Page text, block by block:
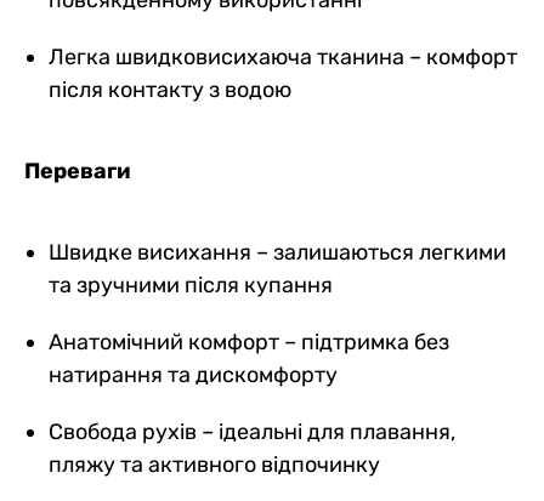
Легка швидковисихаюча тканина – комфорт
після контакту з водою
Переваги
Швидке висихання – залишаються легкими
та зручними після купання
Анатомічний комфорт – підтримка без
натирання та дискомфорту
Свобода рухів – ідеальні для плавання,
пляжу та активного відпочинку